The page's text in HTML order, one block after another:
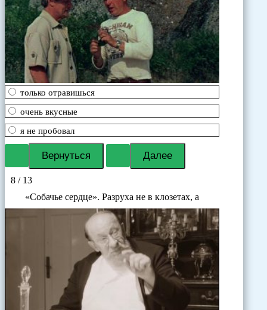
только отравишься
очень вкусные
я не пробовал
8 / 13
«Собачье сердце». Разруха не в клозетах, а